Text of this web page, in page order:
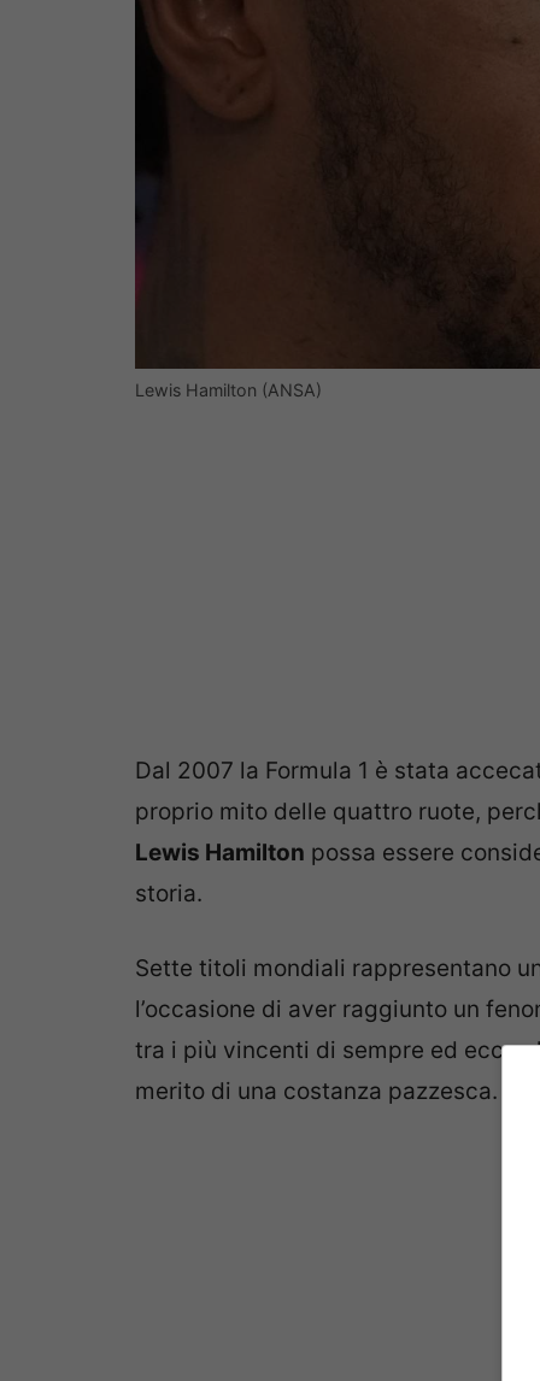
Lewis Hamilton (ANSA)
Dal 2007 la Formula 1 è stata
proprio mito delle quattro ruote,
Lewis Hamilton possa essere
storia.
Sette titoli mondiali rappresentano
l’occasione di aver raggiunto un
tra i più vincenti di sempre ed ecco
merito di una costanza pazzesca.